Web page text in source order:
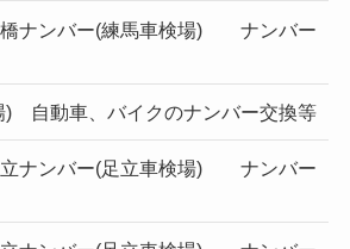
ナンバー(練馬車検場) ナンバー
) 自動車、バイクのナンバー交換等
ナンバー(足立車検場) ナンバー